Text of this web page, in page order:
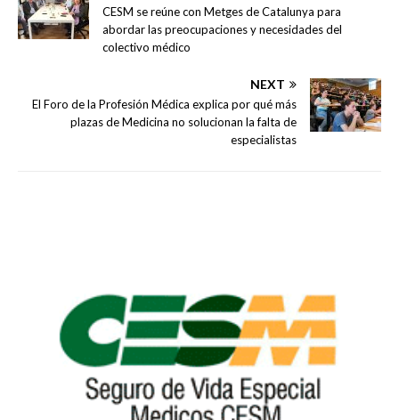
CESM se reúne con Metges de Catalunya para
abordar las preocupaciones y necesidades del
colectivo médico
NEXT
El Foro de la Profesión Médica explica por qué más
plazas de Medicina no solucionan la falta de
especialistas